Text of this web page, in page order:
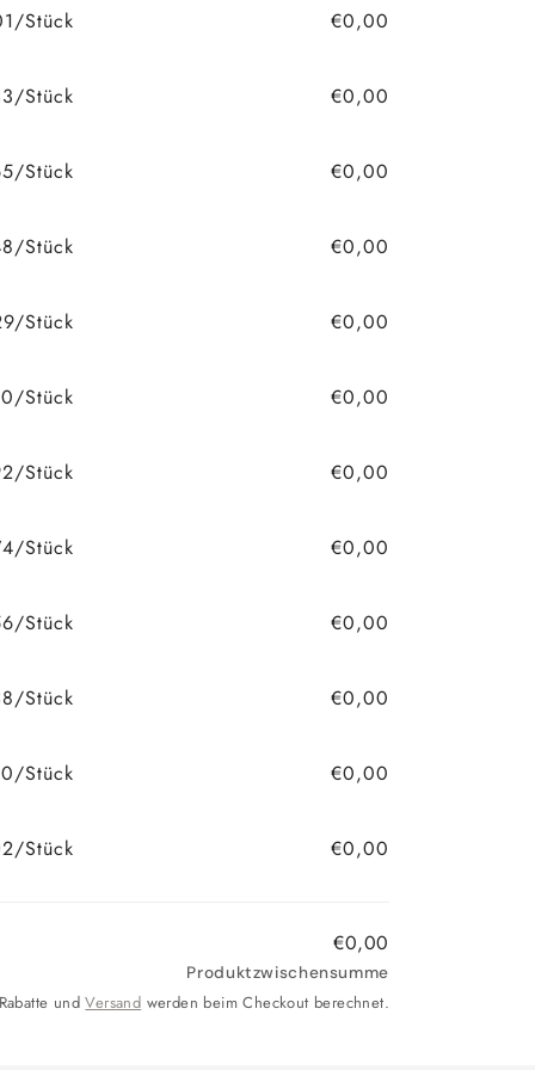
Stück €0,00
Stück €0,00
Stück €0,00
Stück €0,00
Stück €0,00
Stück €0,00
Stück €0,00
Stück €0,00
Stück €0,00
Stück €0,00
Stück €0,00
Stück
€0,00
€0,00
Produktzwischensumme
undVersand werden beim Checkout berechnet.